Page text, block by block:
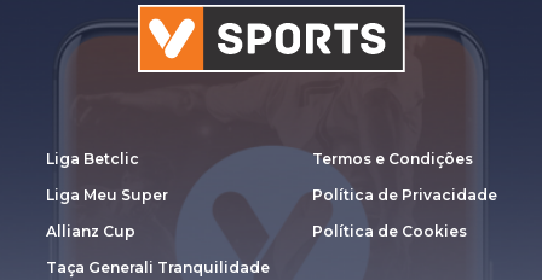
Liga Betclic
Liga Meu Super
Allianz Cup
Taça Generali Tranquilidade
Termos e Condições
Política de Privacidade
Política de Cookies